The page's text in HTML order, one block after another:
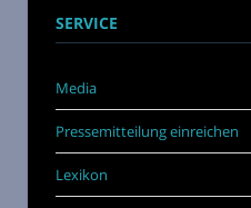
SERVICE
Media
Pressemitteilung einreichen
Lexikon